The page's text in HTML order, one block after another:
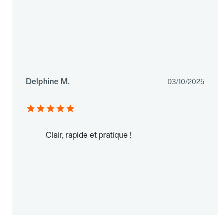
Delphine M. 03/10/2025
Clair, rapide et pratique !